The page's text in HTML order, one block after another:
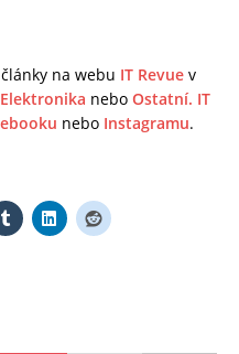
na webu IT Revue v
Elektronika nebo Ostatní. IT
nebo Instagramu.